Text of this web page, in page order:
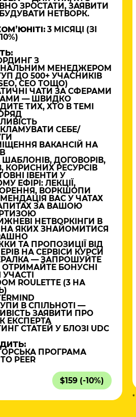
ЗРОСТАТИ, ЗАЯВИТИ
НЕТВОРК.
3 МІСЯЦІ (ЗІ
З
МЕНЕДЖЕРОМ
ДО 500+ УЧАСНИКІВ
CEO ТОЩО)
ЧАТИ ЗА СФЕРАМИ
— ШВИДКО
ТИХ, ХТО В ТЕМІ
СЕБЕ/
ВАКАНСІЙ НА
ШАБЛОНІВ, ДОГОВОРІВ,
КОРИСНИХ РЕСУРСІВ
ІВЕНТИ У
ЕФІРІ: ЛЕКЦІЇ,
ВОРКШОПИ
ВАС У ЧАТАХ
ЗА ВАШОЮ
НЕТВОРКІНГИ В
НА ЯКИХ ЗНАЙОМИТИСЯ
ТА ПРОПОЗИЦІЇ ВІД
НА СЕРВІСИ КУРСИ
— ЗАПРОШУЙТЕ
ОТРИМАЙТЕ БОНУСНІ
УЧАСТІ
ROULETTE (3 НА
В СПІЛЬНОТІ —
ЗАЯВИТИ ПРО
ЕКСПЕРТА
СТАТЕЙ У БЛОЗІ UDC
ПРОГРАМА
PEER
$159 (-10%)